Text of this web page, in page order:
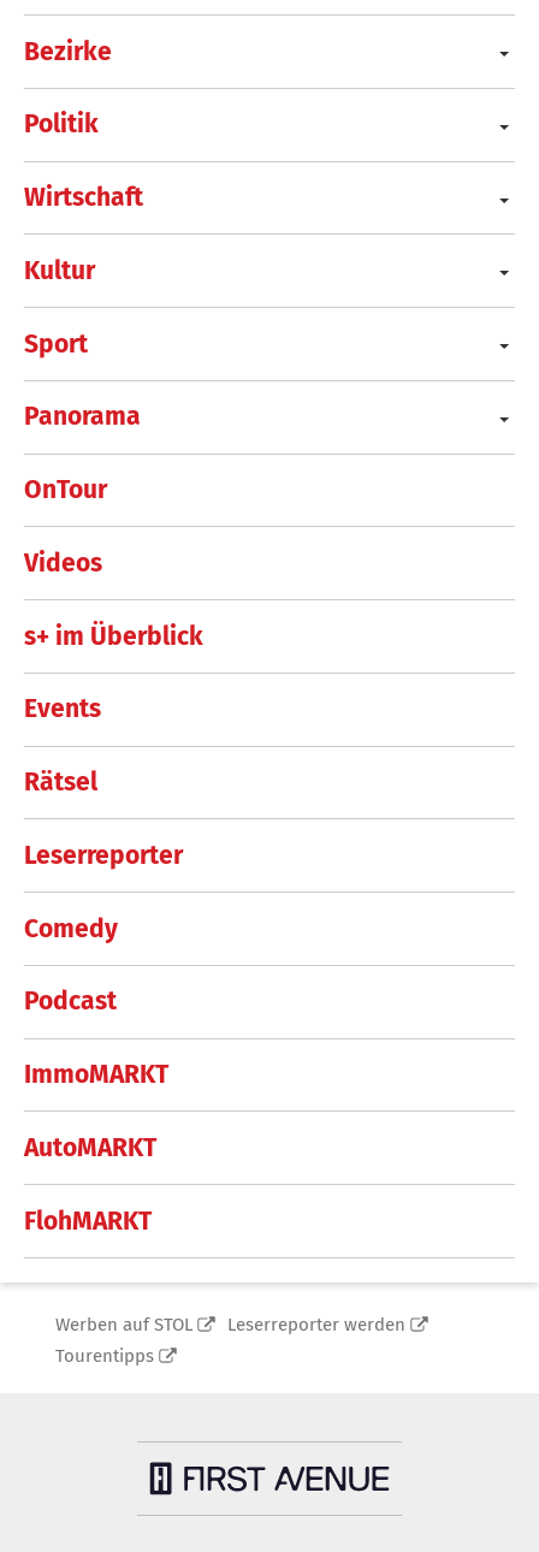
Bezirke
Politik
Wirtschaft
Kultur
Sport
Panorama
OnTour
Videos
s+ im Überblick
Events
Rätsel
Leserreporter
Comedy
Podcast
ImmoMARKT
AutoMARKT
FlohMARKT
Werben auf STOL
Leserreporter werden
Tourentipps